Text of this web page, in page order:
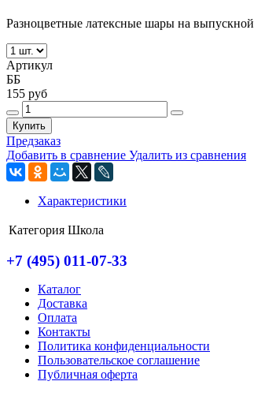
Разноцветные латексные шары на выпускной
Артикул
ББ
155 руб
Купить
Предзаказ
Добавить в сравнение Удалить из сравнения
Характеристики
Категория Школа
+7 (495) 011-07-33
Каталог
Доставка
Оплата
Контакты
Политика конфиденциальности
Пользовательское соглашение
Публичная оферта